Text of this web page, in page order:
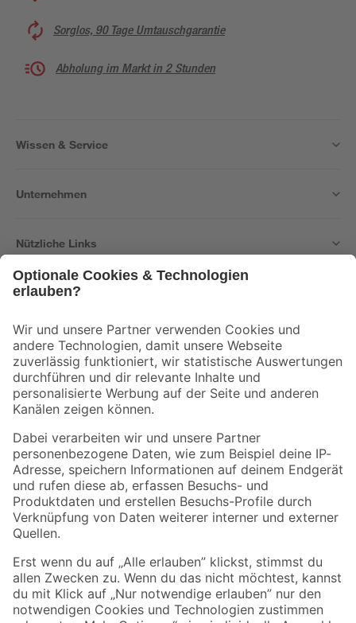
Sorglos, 90 Tage Umtauschgarantie
Abholung im Markt in 2 Stunden
Wissen & Service
Unternehmen
Nützliche Links
Der toom Newsletter: Keine Angebote und Aktionen mehr verpassen!
Zur Newsletter Anmeldung
Folge uns
Zahlungsarten Versandarten
Sicher einkaufen
Jetzt die toom-App herunterladen